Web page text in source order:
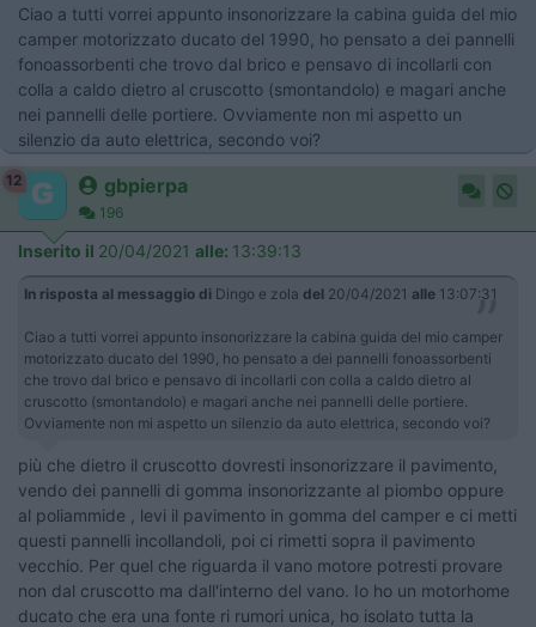
Ciao a tutti vorrei appunto insonorizzare la cabina guida del mio
camper motorizzato ducato del 1990, ho pensato a dei pannelli
fonoassorbenti che trovo dal brico e pensavo di incollarli con
colla a caldo dietro al cruscotto (smontandolo) e magari anche
nei pannelli delle portiere. Ovviamente non mi aspetto un
silenzio da auto elettrica, secondo voi?
12 gbpierpa
196
Inserito il 20/04/2021 alle: 13:39:13
In risposta al messaggio di Dingo e zola del 20/04/2021 alle 13:07:31
Ciao a tutti vorrei appunto insonorizzare la cabina guida del mio camper
motorizzato ducato del 1990, ho pensato a dei pannelli fonoassorbenti
che trovo dal brico e pensavo di incollarli con colla a caldo dietro al
cruscotto (smontandolo) e magari anche nei pannelli delle portiere.
Ovviamente non mi aspetto un silenzio da auto elettrica, secondo voi?
più che dietro il cruscotto dovresti insonorizzare il pavimento,
vendo dei pannelli di gomma insonorizzante al piombo oppure
al poliammide , levi il pavimento in gomma del camper e ci metti
questi pannelli incollandoli, poi ci rimetti sopra il pavimento
vecchio. Per quel che riguarda il vano motore potresti provare
non dal cruscotto ma dall'interno del vano. Io ho un motorhome
ducato che era una fonte ri rumori unica, ho isolato tutta la